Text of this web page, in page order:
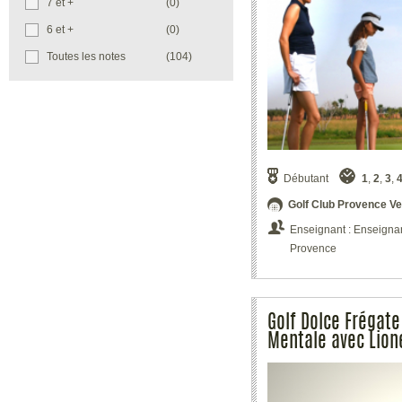
cadeau EGF
plaisir. Vous permettrez tout simplement
dates de week-ends pour son stage de
7 et + (0)
6 et + (0)
Toutes les notes (104)
Débutant 1, 2, 3, 4
Golf Club Provence
Enseignant :
Provence
Golf Dolce
Mentale avec